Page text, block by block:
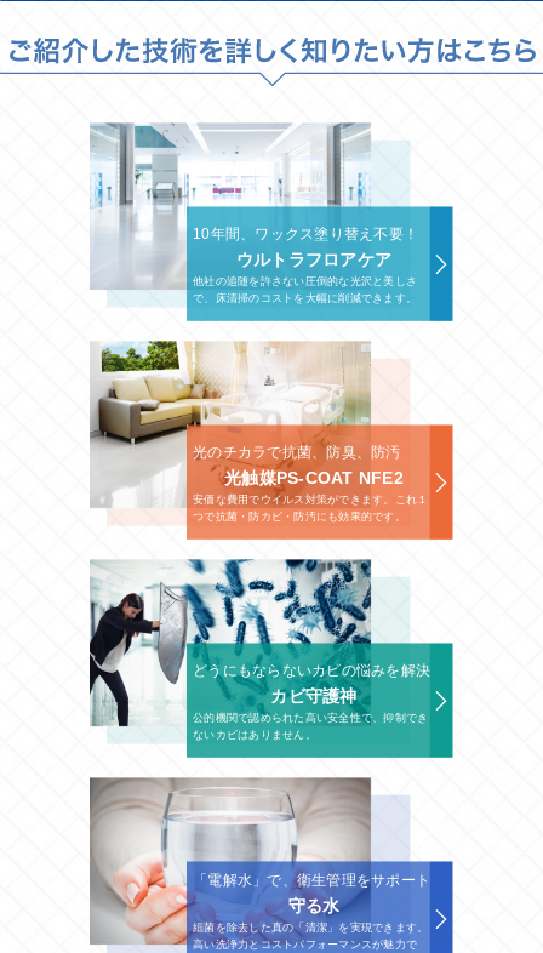
10年間、ワックス塗り替え不要！
ウルトラフロアケア
他社の追随を許さない圧倒的な光沢と美しさ
で、床清掃のコストを大幅に削減できます。
光のチカラで抗菌、防臭、防汚
光触媒PS-COAT NFE2
安価な費用でウイルス対策ができます。これ１
つで抗菌・防カビ・防汚にも効果的です。
どうにもならないカビの悩みを解決
カビ守護神
公的機関で認められた高い安全性で、抑制でき
ないカビはありません。
「電解水」で、衛生管理をサポート
守る水
細菌を除去した真の「清潔」を実現できます。
高い洗浄力とコストパフォーマンスが魅力で